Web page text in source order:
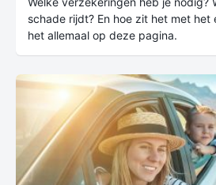
schade rijdt? En hoe zit het met het
het allemaal op deze pagina.